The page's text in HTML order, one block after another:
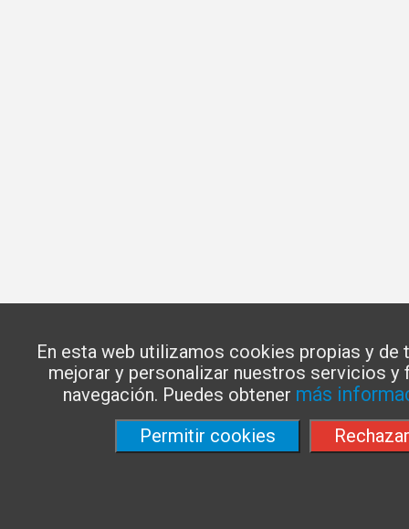
En esta web utilizamos cookies propias y de
mejorar y personalizar nuestros servicios y
navegación. Puedes obtener más
Permitir cookies Rechazar